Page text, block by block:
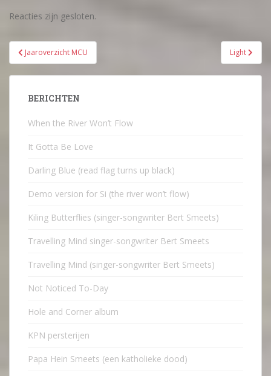
Reacties zijn gesloten.
Bericht
navigatie
Jaaroverzicht MCU Light
BERICHTEN
When the River Won’t Flow
It Gotta Be Love
Darling Blue (read flag turns up black)
Demo version for Si (the river won’t flow)
Kiling Butterflies (singer-songwriter Bert Smeets)
Travelling Mind singer-songwriter Bert Smeets
Travelling Mind (singer-songwriter Bert Smeets)
Not Noticed To-Day
Hole and Corner album
KPN persterijen
Papa Hein Smeets (een katholieke dood)